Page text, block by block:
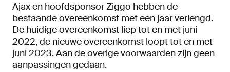
Ajax en hoofdsponsor Ziggo hebben de
bestaande overeenkomst met een jaar verlengd.
De huidige overeenkomst liep tot en met juni
2022, de nieuwe overeenkomst loopt tot en met
juni 2023. Aan de overige voorwaarden zijn geen
aanpassingen gedaan.